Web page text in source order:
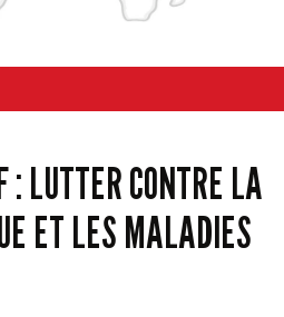
LUTTER CONTRE LA
ET LES MALADIES